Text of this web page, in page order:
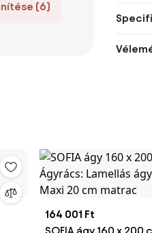
(6)
164 001 Ft
SOFIA ágy 160 x